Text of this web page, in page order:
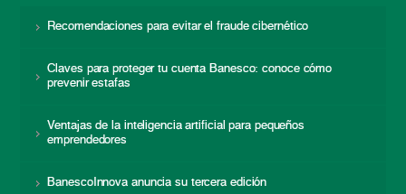
Recomendaciones para evitar el fraude cibernético
Claves para proteger tu cuenta Banesco: conoce cómo
prevenir estafas
Ventajas de la inteligencia artificial para pequeños
emprendedores
BanescoInnova anuncia su tercera edición